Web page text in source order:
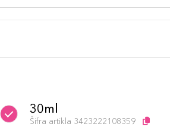
30ml
Šifra artikla 3423222108359